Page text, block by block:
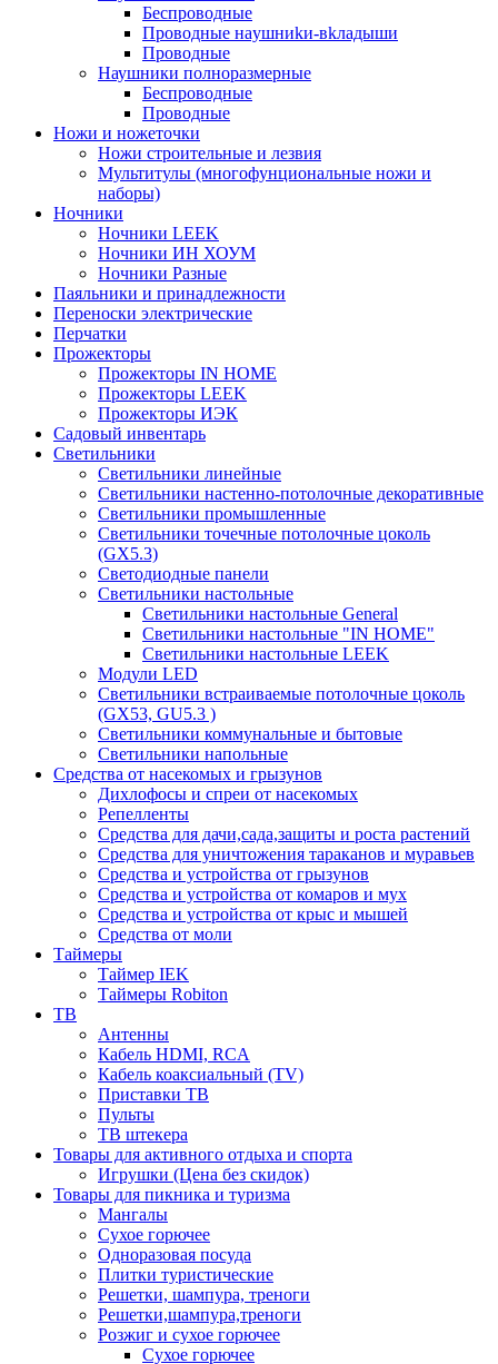
Беспроводные
Пpoвoдныe нayшниkи-вkлaдыши
Проводные
Наушники полноразмерные
Беспроводные
Проводные
Ножи и ножеточки
Ножи строительные и лезвия
Мультитулы (многофунциональные ножи и
наборы)
Ночники
Ночники LEEK
Ночники ИН ХОУМ
Ночники Разные
Паяльники и принадлежности
Переноски электрические
Перчатки
Прожекторы
Прожекторы IN HOME
Прожекторы LEEK
Прожекторы ИЭК
Садовый инвентарь
Светильники
Светильники линейные
Светильники настенно-потолочные декоративные
Светильники промышленные
Светильники точечные потолочные цоколь
(GX5.3)
Светодиодные панели
Cветильники настольные
Светильники настольные General
Светильники настольные "IN HOME"
Светильники настольные LEEK
Модули LED
Светильники встраиваемые потолочные цоколь
(GX53, GU5.3 )
Светильники коммунальные и бытовые
Светильники напольные
Средства от насекомых и грызунов
Дихлофосы и спреи от насекомых
Репелленты
Средства для дачи,сада,защиты и роста растений
Средства для уничтожения тараканов и муравьев
Средства и устройства от грызунов
Средства и устройства от комаров и мух
Средства и устройства от крыс и мышей
Средства от моли
Таймеры
Таймер IEK
Таймеры Robiton
ТВ
Антенны
Кабель HDMI, RCA
Кабель коаксиальный (TV)
Приставки ТВ
Пульты
ТВ штекера
Товары для активного отдыха и спорта
Игрушки (Цена без скидок)
Товары для пикника и туризма
Мангалы
Сухое горючее
Одноразовая посуда
Плитки туристические
Решетки, шампура, треноги
Решетки,шампура,треноги
Розжиг и сухое горючее
Сухое горючее